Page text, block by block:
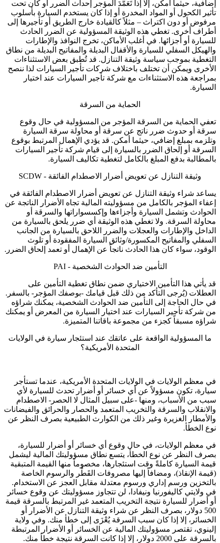
إضافية، حيثما أمكن، إلا إذا تَعَمَّدَ المؤجر إحداث الضرر أو كان تحت
تأثير الكحول أو المواد المخدرة أو إذا كان يستخدم السيارة بأسلوب
مرفوض أو دون اكتراث – مثلاً كالقيادة خارج الطريق أو تأجيرها إلى
أطراف أخرى. تغطي هذه الوثيقة المسؤولية عن الضرر الحادث
للسيارة أو أجزائها. في أغلب الأماكن، تخرج النوافذ والإطارات
والهيكل السفلي للسيارة والأقفال البديلة والمفاتيح البديلة من نطاق
التغطية بموجب سياسة وثيقة التنازل. قد تُطبق بعض الاستثناءات
الأخرى ويمكن أن تختلف باختلاف شركات تأجير السيارات لذا ننصح
بمراجعة هذه الاستثناءات مع شركة تأجير السيارات عند اختيار
السيارة.
الحماية من السرقة
تعفي الحماية من السرقة المؤجر من المسؤولية في حال وقوع
سرقة أو حدوث ضرر ناتج عن سرقة أو محاولة سرقة السيارة
وتلزمه بمبلغ إضافي، حيثما أمكن. قد يؤدي الإهمال المرتبط بوقوع
السرقة أو إلحاق الضرر بالسيارة إلى قيام شركة تأجير السيارات
بالمطالبة بدفع المبلغ بالكامل لتغطية تكاليف السيارة.
وثيقة التنازل عن تعويض أضرار الاصطدام الفائقة - SCDW
يساعد شراء وثيقة التنازل عن تعويض أضرار الاصطدام الفائقة في
إعفاء المؤجر بالكامل من مسؤوليته المالية تجاه الأضرار الناتجة عن
الحوادث وتشمل السيارة وأجزاءها وإكسسواراتها والسرقة أو
محاولة السرقة. ولا تغطي هذه الوثيقة أي ضرر يلحق بالسيارة من
الداخل والإطارات والعجلات والضرر اللاحق بالسيارة من الجانب
السفلي والمفاتيح المكسورة/وثائق السيارة المفقودة أو تلوث
الوقود، سواء كان هذا الحادث ناتجاً عن الإهمال أو تعمد إلحاق الضرر.
التأمين ضد الحوادث الشخصية - PAI
قد يأتي هذا التأمين الاختياري ضمن نطاق تغطية التأمين على
العطلات (يُرجى التأكد من ذلك قبل قيامك -بوصفك المؤجر- بالسفر.
في حال الحاجة إلى التأمين ضد الحوادث الشخصية، يمكنك شراؤه
من شركة تأجير السيارات عند اختيار السيارة من المعرض أو يمكنك
شراؤه مسبقاً كجزء من مجموعة باقاتنا المتميزة.
ما المسؤولية الواقعة على عاتقك عند استئجار سيارة في الولايات
المتحدة الأمريكية؟
في معظم الولايات في الولايات المتحدة الأمريكية، عندما تستأجر
سيارة، تكون مسؤولاً عن أي خسائر أو أضرار تحدث للسيارة لأي
سبب من الأسباب، ومنها -على سبيل المثال لا الحصر- الاصطدام
والانقلاب والسرقة والتخريب المتعمد والحصار والحرائق والفيضانات
والأمطار الغزيرة وغير ذلك من الكوارث الطبيعية بصرف النظر عن
نوع الخطأ.
في معظم الولايات، في حال وقوع أي خسائر أو أضرار للسيارة،
بصرف النظر عن نوع الخطأ، يتسع نطاق مسؤوليتك المالية ليشمل
قيمة السيارة كاملةً وقت استئجارها، مخصوماً منها القيمة المتبقية
(قيمة الإنقاذ)، ومضافاً إليها مصروفات القَطْر والرسوم الخاصة
بالتخزين ورسم إداري ورسوم معتدلة مقابل العجز عن الاستخدام.
في ولايتي كاليفورنيا ونيفادا، لن تتجاوز مسؤوليتك عن وقوع خسائر
أو أضرار للسيارة نتيجة التخريب المتعمد غير المرتبط بالسرقة قيمة
500 دولار، بصرف النظر عن شراء وثيقة التنازل عن الأضرار أو
الخسائر، إلا إذا كان سبب السرقة يُعْزَى إلى خطأ منك. وفي ولاية
إلينوي، تقتصر مسؤوليتك المالية عن الخسائر أو الأضرار المرتبطة
بالسرقة على 2000 دولار، إلا إذا كانت السرقة نتيجة خطأ منك.